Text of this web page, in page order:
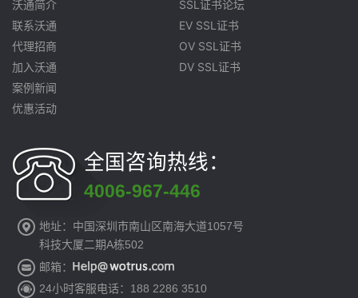
沃通简介
联系沃通
代理招商
加入沃通
案例新闻
优惠活动
SSL证书论坛
EV SSL证书
OV SSL证书
DV SSL证书
全国咨询热线：
4006-967-446
地址：中国深圳市南山区南海大道1057号
科技大厦二期A栋502
邮箱：
24小时客服电话：188 2286 3510